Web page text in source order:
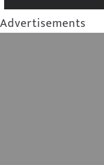
Advertisements